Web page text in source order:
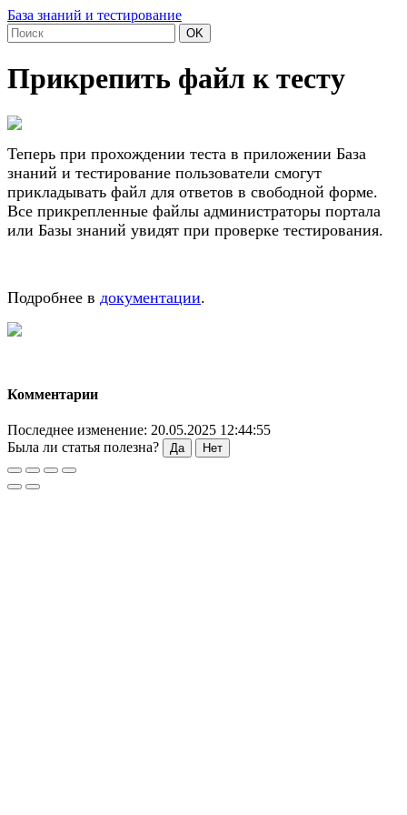
База знаний и тестирование
OK
Прикрепить файл к тесту
Теперь при прохождении теста в приложении База
знаний и тестирование пользователи смогут
прикладывать файл для ответов в свободной форме.
Все прикрепленные файлы администраторы портала
или Базы знаний увидят при проверке тестирования.
Подробнее в документации.
Комментарии
Последнее изменение: 20.05.2025 12:44:55
Была ли статья полезна?
Да Нет